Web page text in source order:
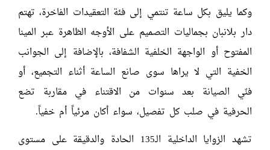
وكما يليق بكل ساعة تنتمي إلى فئة التعقيدات الفاخرة، تهتم
دار بلانبان بجماليات التصميم على الأوجه الظاهرة عبر المينا
المفتوح أو الواجهة الخلفية الشفافة، بالإضافة إلى الجوانب
الخفية التي لا يراها سوى صانع الساعة أثناء التجميع، أو
فنّي الصيانة بعد سنوات من الاقتناء في مقاربة تضع
الحرفية في صلب كل تفصيل، سواء أكان مرئياً أم خفياً.
تشهد الزوايا الداخلية الـ135 الحادة والدقيقة على مستوى